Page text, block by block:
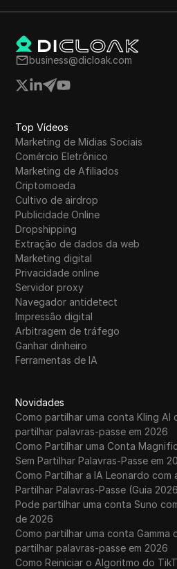
business@dicloak.com
Top Vídeos
Marketing de Mídias Sociais
Comércio Eletrônico
Marketing de Afiliados
Criptomoeda
Cultivo de airdrop
Publicidade Online
Dropshipping
Extração de dados da web
Marketing digital
Privacidade online
Servidor proxy
Navegador antidetect
Impressão digital
Arbitragem de tráfego
Ganhar dinheiro
Ferramentas de IA
Novidades
Como partilhar uma conta Kling AI
partilhar palavras-passe em 2026
Como Partilhar uma Conta
Sem Partilhar Palavras-Passe em
Como Partilhar a IA Leonardo com
Partilhar Palavras-Passe (Guia
Pode partilhar uma conta Suno
de 2026
Como partilhar uma conta Gamma
partilhar palavras-passe em 2026
Como Reiniciar o Algoritmo do